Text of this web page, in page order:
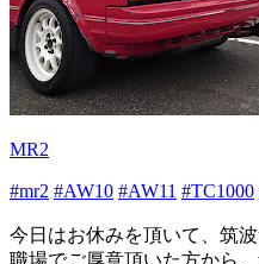
MR2
#mr2 #AW10 #AW11 #TC1000
今日はお休みを頂いて、筑
職場でご厚意頂いた方から